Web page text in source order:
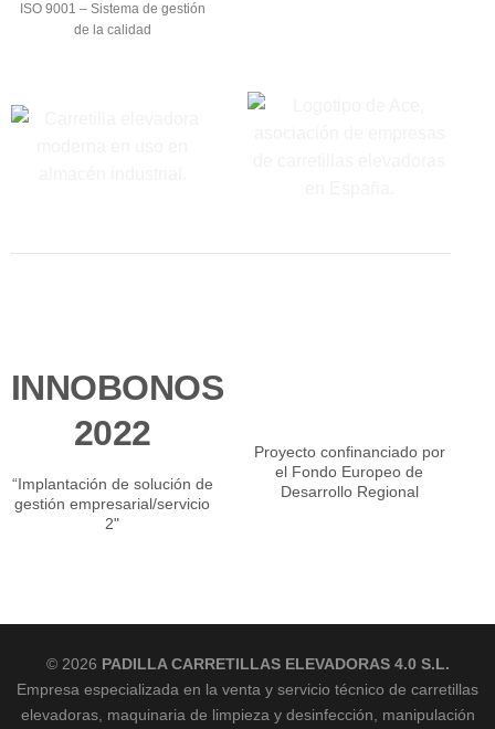
ISO 9001 – Sistema de gestión
de la calidad
INNOBONOS
2022
“Implantación de solución de
gestión empresarial/servicio
2"
Proyecto confinanciado por
el Fondo Europeo de
Desarrollo Regional
© 2026 PADILLA CARRETILLAS ELEVADORAS 4.0 S.L.
Empresa especializada en la venta y servicio técnico de carretillas
elevadoras, maquinaria de limpieza y desinfección, manipulación